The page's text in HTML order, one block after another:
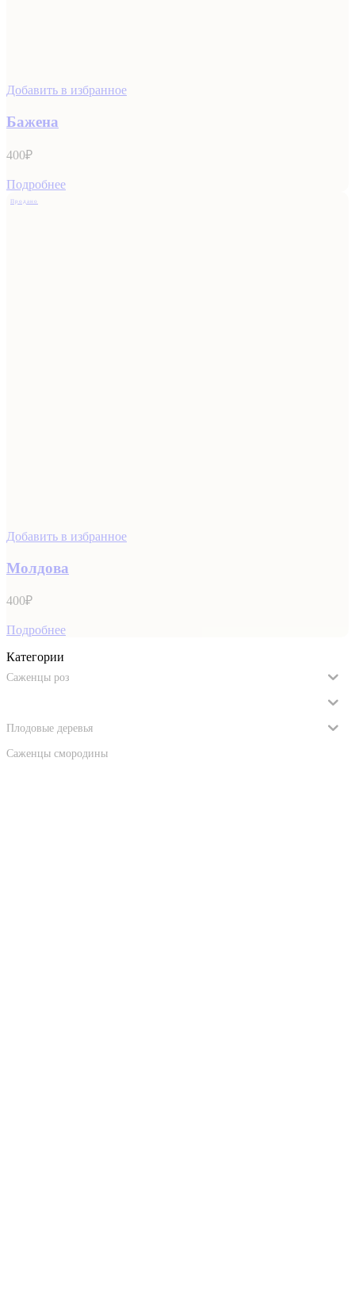
Добавить в избранное
Бажена
400₽
Подробнее
Продано
Добавить в избранное
Молдова
400₽
Подробнее
Категории
Саженцы роз
Плодовые деревья
Саженцы смородины